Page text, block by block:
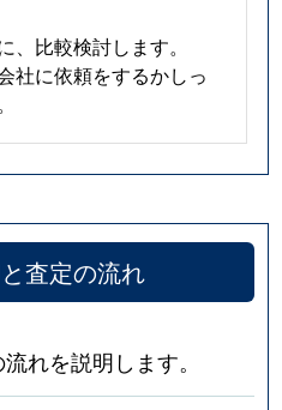
、比較検討します。
社に依頼をするかしっ
査定の流れ
れを説明します。